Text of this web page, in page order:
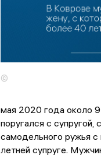
©
мая 2020 года около
поругался с
самодельного ружья с
летней супруге.